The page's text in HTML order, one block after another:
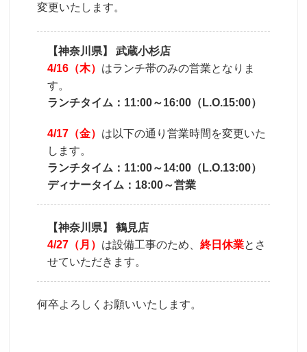
採用トップ
新卒採用
中途採用
変更いたします。
【神奈川県】 武蔵小杉店
4/16（木） はランチ帯のみの営業となりま
す。
ランチタイム：11:00～16:00（L.O.15:00）
4/17（金） は以下の通り営業時間を変更いた
します。
ランチタイム：11:00～14:00（L.O.13:00）
ディナータイム：18:00～営業
【神奈川県】 鶴見店
4/27（月） は設備工事のため、終日休業とさ
せていただきます。
何卒よろしくお願いいたします。